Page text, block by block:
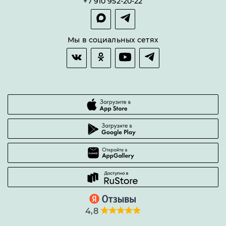
Гарантии качества
Часто задаваемые вопросы
Мы в социальных сетях
4,8